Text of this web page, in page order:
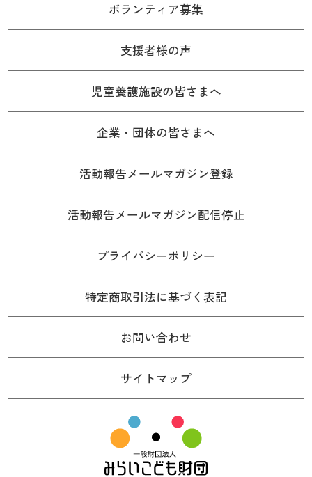
ボランティア募集
支援者様の声
児童養護施設の皆さまへ
企業・団体の皆さまへ
活動報告メールマガジン登録
活動報告メールマガジン配信停止
プライバシーポリシー
特定商取引法に基づく表記
お問い合わせ
サイトマップ